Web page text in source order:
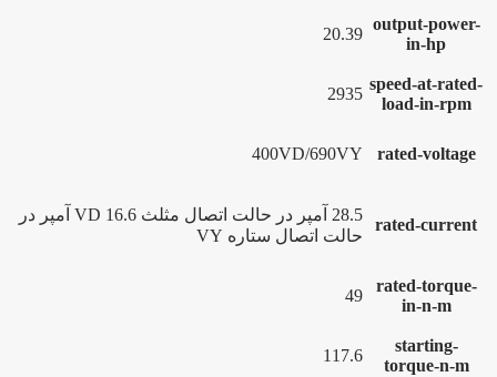
output-power-
in-hp
20.39
speed-at-rated-
load-in-rpm
2935
rated-voltage
400VD/690VY
rated-current
28.5 آمپر در حالت اتصال مثلث VD 16.6 آمپر در
حالت اتصال ستاره VY
rated-torque-
in-n-m
49
starting-
torque-n-m
117.6